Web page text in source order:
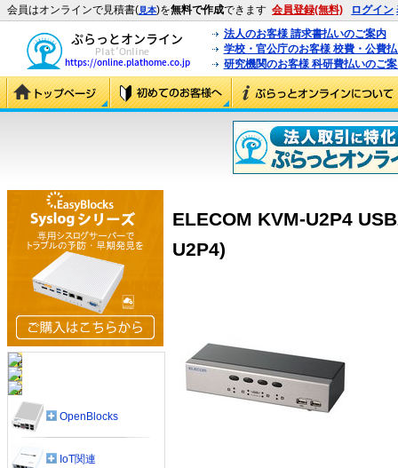
会員はオンラインで見積書(見本)を無料で作成できます 会員登録(無料) ログイン
法人のお客様 請求書払いのご案内
学校・官公庁のお客様 校費・公費
研究機関のお客様 科研費払いのご
ELECOM KVM-U2P4
U2P4)
OpenBlocks
IoT関連